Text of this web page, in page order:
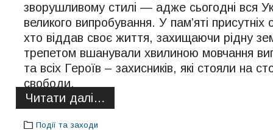
зворушливому стилі — адже сьогодні вся
великого випробування. У пам’яті
хто віддав своє життя, захищаючи рідну
трепетом вшанували хвилиною мовчання
та всіх Героїв – захисників, які стояли на
свободи.
Читати далі…
Події та заходи